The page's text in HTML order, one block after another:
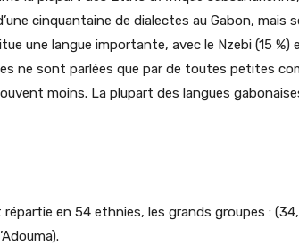
cinquantaine de dialectes au Gabon, mais
une langue importante, avec le Nzebi (15 %)
ne sont parlées que par de toutes petites
moins. La plupart des langues
en 54 ethnies, les grands groupes :